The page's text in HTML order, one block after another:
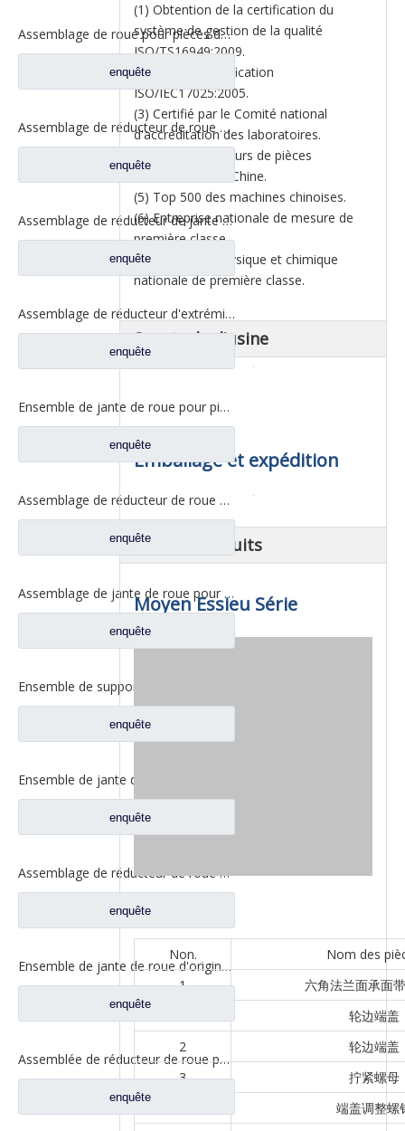
Assemblage de roue pour pièces de camion North Benz A463500609
enquête
Assemblage de réducteur de roue pour Dongfeng Liuqi Balong Fangsheng pièces de rechange de camion automatique d'essieu JY2405R043-054-LQ
enquête
Assemblage de réducteur de jante de roue pour Dongfeng t-lift Kinland Dena essieu pièces de rechange automatiques 2405010-ZH04D
enquête
Assemblage de réducteur d'extrémité de roue pour pièces de rechange automatiques d'essieu de Dongfeng t-lift Dena 2405ZHS01-010
enquête
Ensemble de jante de roue pour pièces de camion Foton Auman QT300S52-2405000
enquête
Assemblage de réducteur de roue pour pièces de rechange Pengxiang Benz F02C W2405011F02C
enquête
Assemblage de jante de roue pour pièces de camion Foton Auman HFF2405054CK2BZ
enquête
enquête
enquête
Assemblage de réducteur de roue de haute qualité pour pièces de rechange FAW Aowei 2405035-A6E
enquête
Ensemble de jante de roue d'origine pour pièces de rechange de camion automatique FAW Aowei 2405035-AOE
enquête
Assemblée de réducteur de roue pour les pièces de rechange 2405-5801824432 de camion de Saic Hongyan H8B
enquête
(1) Obtention de la certification du
système de gestion de la qualité
ISO/TS16949:2009.
(2) Passé la certification
ISO/IEC17025:2005.
(3) Certifié par le Comité national
d'accréditation des laboratoires.
(4) '100 fournisseurs de pièces
automobiles' en Chine.
(5) Top 500 des machines chinoises.
(6) Entreprise nationale de mesure de
première classe.
(7) entreprise physique et chimique
nationale de première classe.
Spectacle d'usine
Emballage et expédition
Plus de produits
Moyen Essieu Série
Non.
Nom des
1
六角法兰面承面
轮边端盖
2
轮边端盖
3
拧紧螺母
端盖调整螺